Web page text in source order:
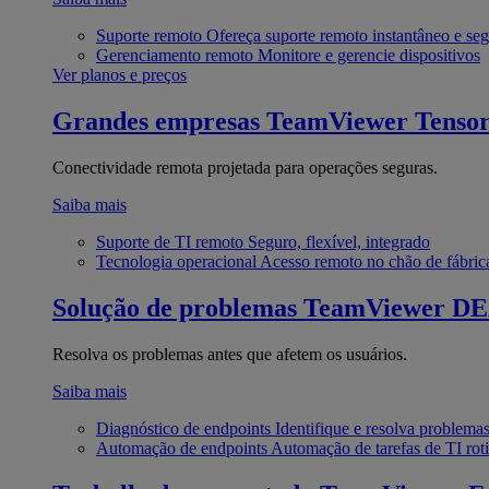
Suporte remoto Ofereça suporte remoto instantâneo e
Gerenciamento remoto Monitore e gerencie dispositivos
Ver planos e preços
Grandes empresas TeamViewer Tensor
Conectividade remota projetada para operações seguras.
Saiba mais
Suporte de TI remoto Seguro, flexível, integrado
Tecnologia operacional Acesso remoto no chão de
Solução de problemas TeamViewer
Resolva os problemas antes que afetem os usuários.
Saiba mais
Diagnóstico de endpoints Identifique e resolva problemas
Automação de endpoints Automação de tarefas de TI